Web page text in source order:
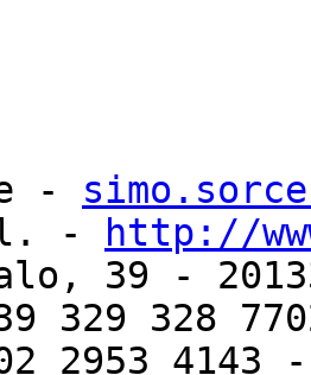
-
-
http://
39 -
329 328
2953 4143